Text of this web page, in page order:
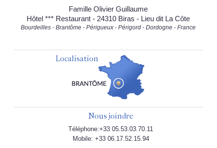
Famille Olivier Guillaume
Hôtel *** Restaurant - 24310 Biras - Lieu dit La Côte
Bourdeilles - Brantôme - Périgueux - Périgord - Dordogne - France
Localisation
Nous joindre
Téléphone:+33 05.53.03.70.11
Mobile: +33 06.17.52.15.94